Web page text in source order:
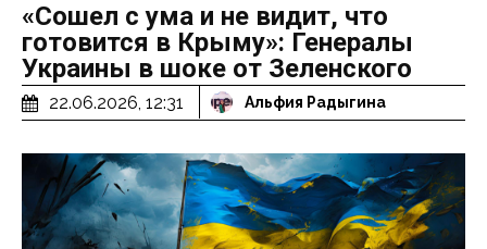
«Сошел с ума и не видит, что
готовится в Крыму»: Генералы
Украины в шоке от Зеленского
22.06.2026, 12:31 Альфия Радыгина